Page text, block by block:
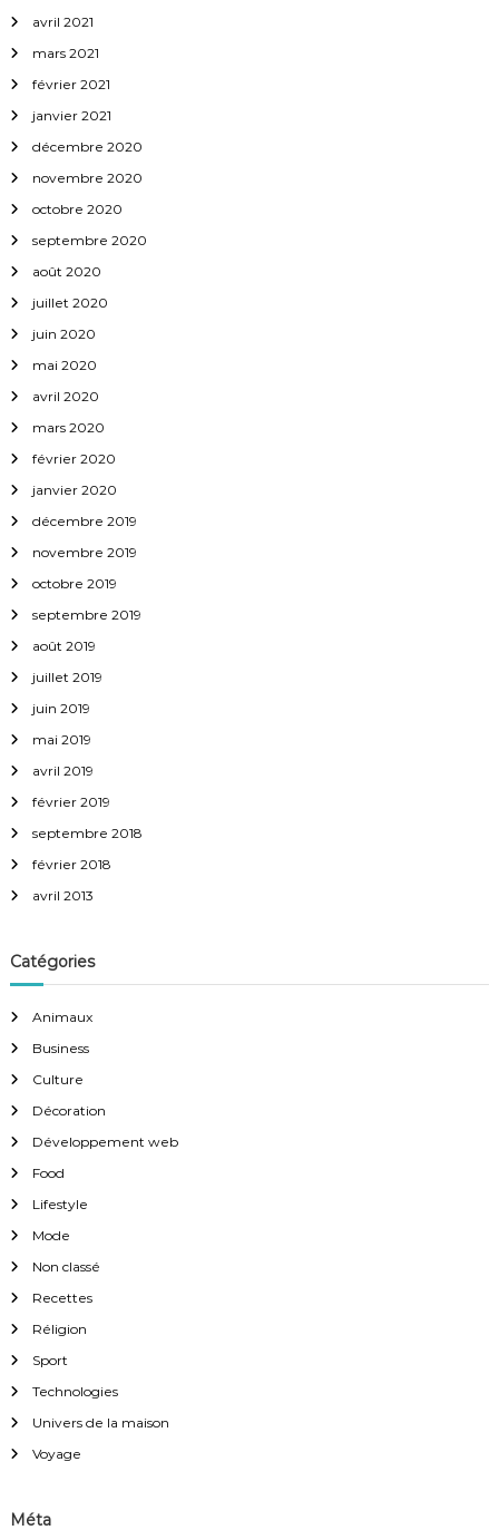
avril 2021
mars 2021
février 2021
janvier 2021
décembre 2020
novembre 2020
octobre 2020
septembre 2020
août 2020
juillet 2020
juin 2020
mai 2020
avril 2020
mars 2020
février 2020
janvier 2020
décembre 2019
novembre 2019
octobre 2019
septembre 2019
août 2019
juillet 2019
juin 2019
mai 2019
avril 2019
février 2019
septembre 2018
février 2018
avril 2013
Catégories
Animaux
Business
Culture
Décoration
Développement web
Food
Lifestyle
Mode
Non classé
Recettes
Réligion
Sport
Technologies
Univers de la maison
Voyage
Méta